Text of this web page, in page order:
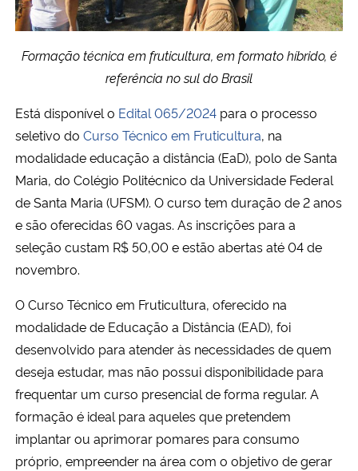
Gabinete de Segurança Institucional
Advocacia-Geral da União
Banco Central do Brasil
Planalto
Formação técnica em fruticultura, em formato híbrido, é
referência no sul do Brasil
Está disponível o Edital 065/2024 para o processo
seletivo do Curso Técnico em Fruticultura, na
modalidade educação a distância (EaD), polo de Santa
Maria, do Colégio Politécnico da Universidade Federal
de Santa Maria (UFSM). O curso tem duração de 2 anos
e são oferecidas 60 vagas. As inscrições para a
seleção custam R$ 50,00 e estão abertas até 04 de
novembro.
O Curso Técnico em Fruticultura, oferecido na
modalidade de Educação a Distância (EAD), foi
desenvolvido para atender às necessidades de quem
deseja estudar, mas não possui disponibilidade para
frequentar um curso presencial de forma regular. A
formação é ideal para aqueles que pretendem
implantar ou aprimorar pomares para consumo
próprio, empreender na área com o objetivo de gerar